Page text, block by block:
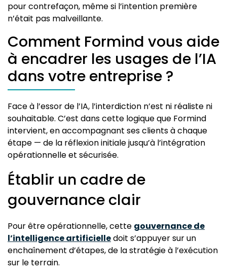
pour contrefaçon, même si l’intention première
n’était pas malveillante.
Comment Formind vous aide
à encadrer les usages de l’IA
dans votre entreprise ?
Face à l’essor de l’IA, l’interdiction n’est ni réaliste ni
souhaitable. C’est dans cette logique que Formind
intervient, en accompagnant ses clients à chaque
étape — de la réflexion initiale jusqu’à l’intégration
opérationnelle et sécurisée.
Établir un cadre de
gouvernance clair
Pour être opérationnelle, cette gouvernance de
l’intelligence artificielledoit s’appuyer sur un
enchaînement d’étapes, de la stratégie à l’exécution
sur le terrain.